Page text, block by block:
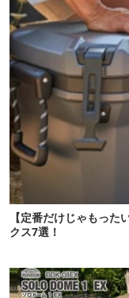
【定番だけじゃもった
クス7選！